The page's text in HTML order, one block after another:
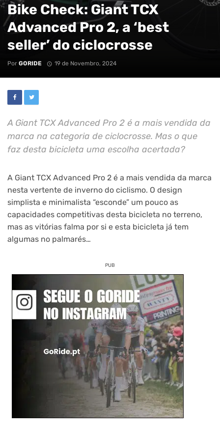
Bike Check: Giant TCX
Advanced Pro 2, a ‘best
seller’ do ciclocrosse
Por GORIDE 19 de Novembro, 2024
A Giant TCX Advanced Pro 2 é a mais vendida da
marca na categoria de ciclocrosse. Mas o que
faz desta bicicleta uma escolha acertada?
A Giant TCX Advanced Pro 2 é a mais vendida da marca
nesta vertente de inverno do ciclismo. O design
simplista e minimalista “esconde” um pouco as
capacidades competitivas desta bicicleta no terreno,
mas as vitórias falma por si e esta bicicleta já tem
algumas no palmarés…
PUB